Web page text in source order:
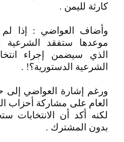
كارثة لليمن .
وأضاف العواضي : إذا لم
موعدها ستفقد الشرعية
الذي سيضمن إجراء
الشرعية الدستورية؟! .
ورغم إشارة العواضي إلى
العام على مشاركة أحزاب
لكنه أكد أن
بدون المشترك .